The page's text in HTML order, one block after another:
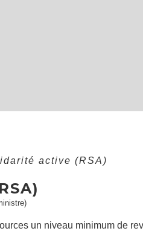
active (RSA)
un niveau minimum de